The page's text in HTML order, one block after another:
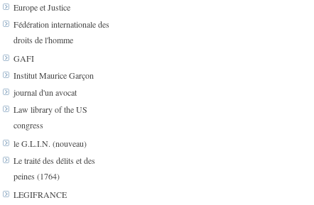
Europe et Justice
Fédération internationale des
droits de l'homme
GAFI
Institut Maurice Garçon
journal d'un avocat
Law library of the US
congress
le G.L.I.N. (nouveau)
Le traité des délits et des
peines (1764)
LEGIFRANCE